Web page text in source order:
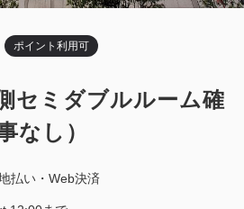
ポイント利用可
セミダブルルーム確
なし）
払い・Web決済